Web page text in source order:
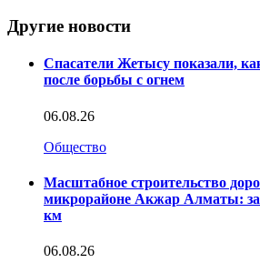
Другие новости
Спасатели Жетысу показали,
после борьбы с огнем
06.08.26
Общество
Масштабное строительство
микрорайоне Акжар Алматы:
км
06.08.26